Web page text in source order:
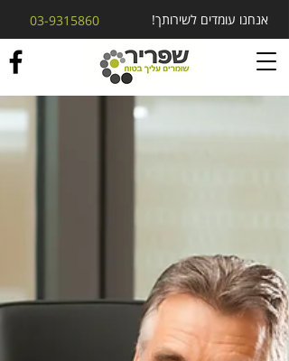
אנחנו עומדים לשירותך! 03-9315860